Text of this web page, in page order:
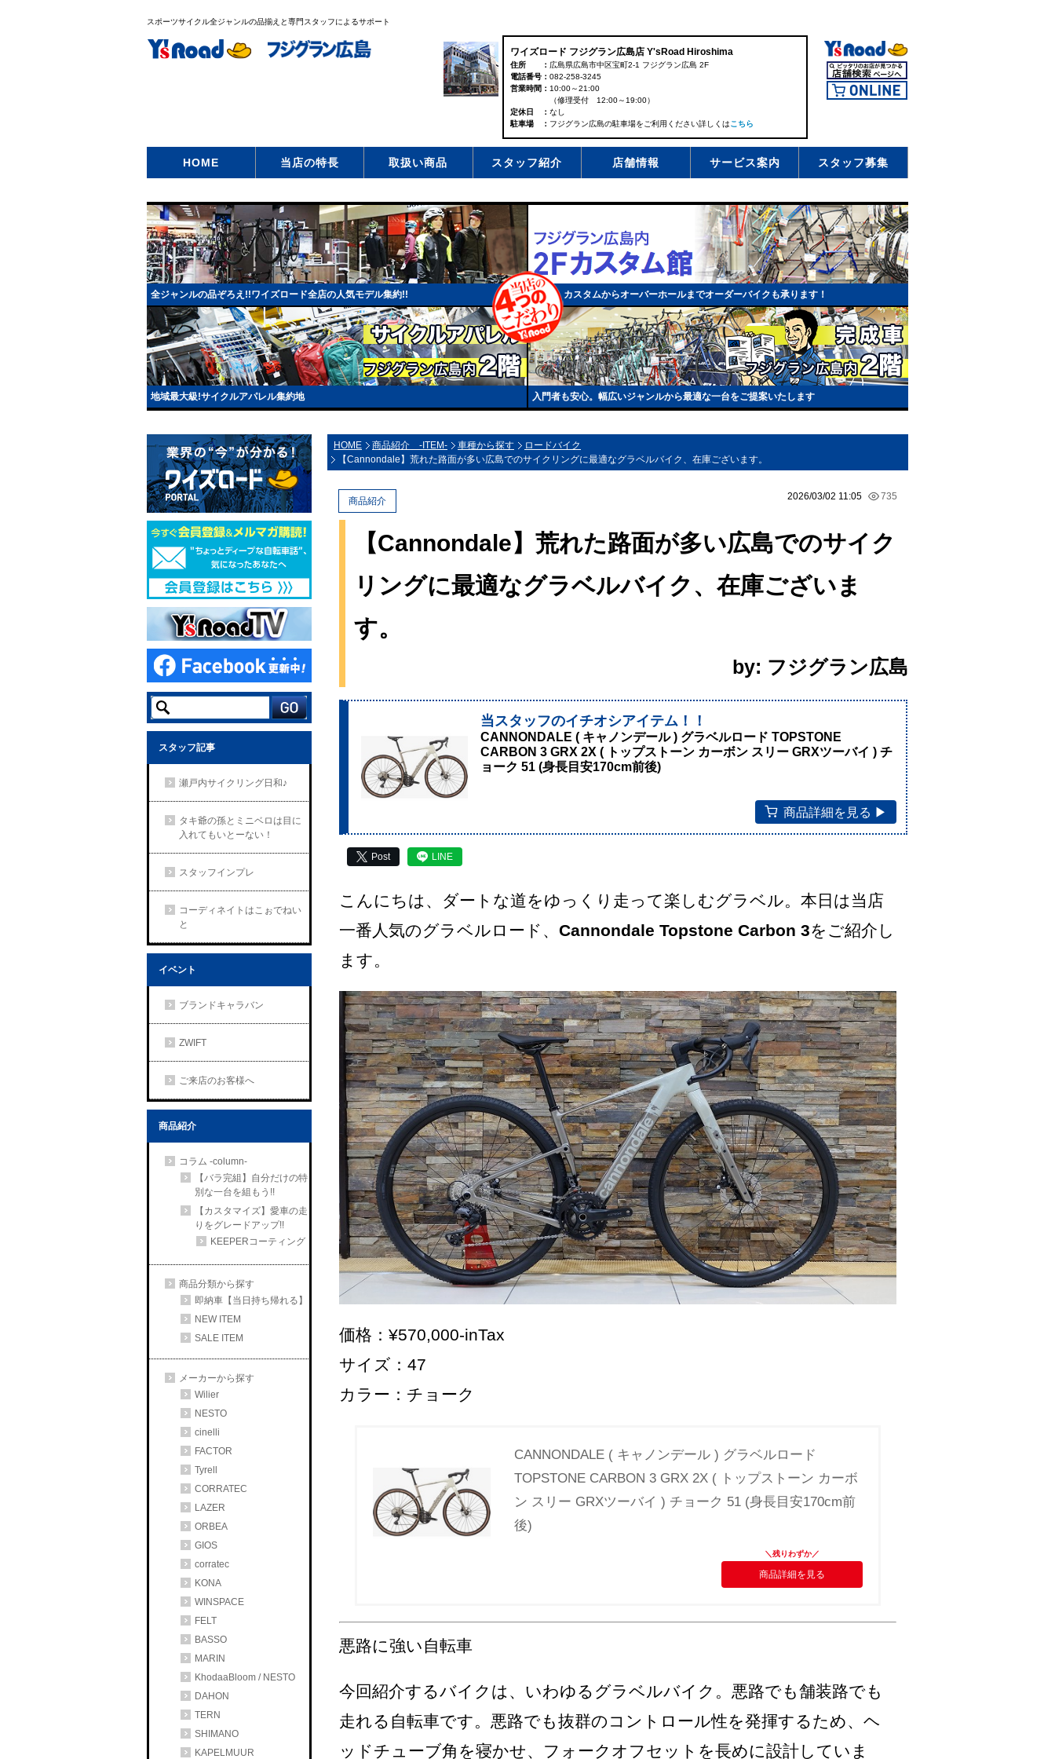
スポーツサイクル全ジャンルの品揃えと専門スタッフによるサポート
ワイズロード フジグラン広島店 Y'sRoad Hiroshima
住所
広島県広島市中区宝町2-1 フジグラン広島 2F
電話番号
082-258-3245
営業時間
10:00～21:00
（修理受付 12:00～19:00）
定休日
なし
駐車場
フジグラン広島の駐車場をご利用ください詳しくはこちら
HOME 当店の特長 取扱い商品 スタッフ紹介 店舗情報 サービス案内 スタッフ募集
全ジャンルの品ぞろえ!!ワイズロード全店の人気モデル集約!! カスタムからオーバーホールまでオーダーバイクも承ります！
地域最大級!サイクルアパレル集約地 入門者も安心。幅広いジャンルから最適な一台をご提案いたします
スタッフ記事
瀬戸内サイクリング日和♪
タキ爺の孫とミニベロは目に
入れてもいとーない！
スタッフインプレ
コーディネイトはこぉでねい
と
イベント
ブランドキャラバン
ZWIFT
ご来店のお客様へ
商品紹介
コラム -column-
【バラ完組】自分だけの特
別な一台を組もう!!
【カスタマイズ】愛車の走
りをグレードアップ!!
KEEPERコーティング
商品分類から探す
即納車【当日持ち帰れる】
NEW ITEM
SALE ITEM
メーカーから探す
Wilier
NESTO
cinelli
FACTOR
Tyrell
CORRATEC
LAZER
ORBEA
GIOS
corratec
KONA
WINSPACE
FELT
BASSO
MARIN
KhodaaBloom / NESTO
DAHON
TERN
SHIMANO
KAPELMUUR
HOME 商品紹介 -ITEM- 車種から探す
ロードバイク
【Cannondale】荒れた路面が多い広島でのサイクリングに最適なグラベルバイク、在庫ございます。
2026/03/02 11:05 735
商品紹介
【Cannondale】荒れた路面が多い広島でのサイク
リングに最適なグラベルバイク、在庫ございま
す。
by: フジグラン広島
当スタッフのイチオシアイテム！！
CANNONDALE ( キャノンデール ) グラベルロード TOPSTONE
CARBON 3 GRX 2X ( トップストーン カーボン スリー GRXツーバイ ) チ
ョーク 51 (身長目安170cm前後)
商品詳細を見る ▶︎
Post LINE
こんにちは、ダートな道をゆっくり走って楽しむグラベル。本日は当店
一番人気のグラベルロード、 Cannondale Topstone Carbon 3をご紹介し
ます。
価格：¥570,000-inTax
サイズ：47
カラー：チョーク
CANNONDALE ( キャノンデール ) グラベルロード
TOPSTONE CARBON 3 GRX 2X ( トップストーン カーボ
ン スリー GRXツーバイ ) チョーク 51 (身長目安170cm前
後)
商品詳細を見る
悪路に強い自転車
今回紹介するバイクは、いわゆるグラベルバイク。悪路でも舗装路でも
走れる自転車です。悪路でも抜群のコントロール性を発揮するため、ヘ
ッドチューブ角を寝かせ、フォークオフセットを長めに設計していま